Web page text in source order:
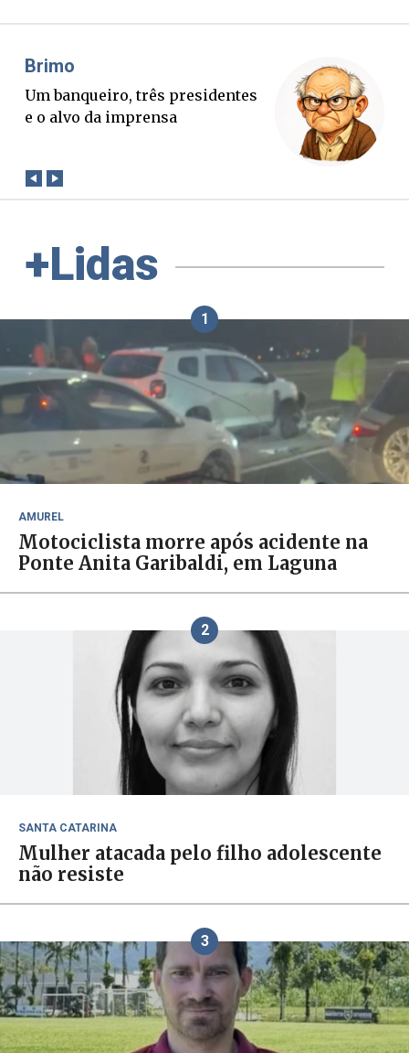
Misael Elias
O Boato corre mais rápido que a
verdade. Mas quem paga a
+Lidas
1
AMUREL
Motociclista morre após acidente na
Ponte Anita Garibaldi, em Laguna
2
SANTA CATARINA
Mulher atacada pelo filho adolescente
não resiste
3